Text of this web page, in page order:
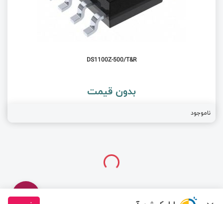
DS1100Z-500/T&R
بدون قیمت
ناموجود